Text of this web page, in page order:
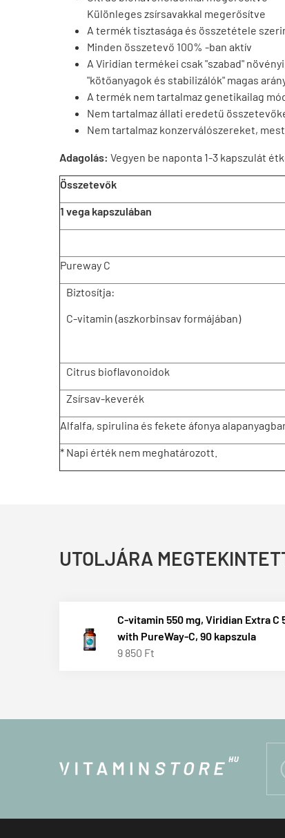
Különleges zsírsavakkal megerősítve
A termék tisztasága és összetétele
Minden összetevő 100% -ban aktív
A Viridian termékei csak "szabad"
"kötőanyagok és stabilizálók" magas
A termék nem tartalmaz genetikailag
Nem tartalmaz állati eredetű
Nem tartalmaz konzerválószereket,
Adagolás: Vegyen be naponta 1-3 kapszulát
Összetevők
1 vega kapszulában
Pureway C
Biztosítja:
C-vitamin (aszkorbinsav formájában)
Citrus bioflavonoidok
Zsírsav-keverék
Alfalfa, spirulina és fekete áfonya
* Napi érték nem meghatározott.
UTOLJÁRA
C-vitamin 550 mg, Viridian Extra C
with PureWay-C, 90 kapszula
9 850 Ft